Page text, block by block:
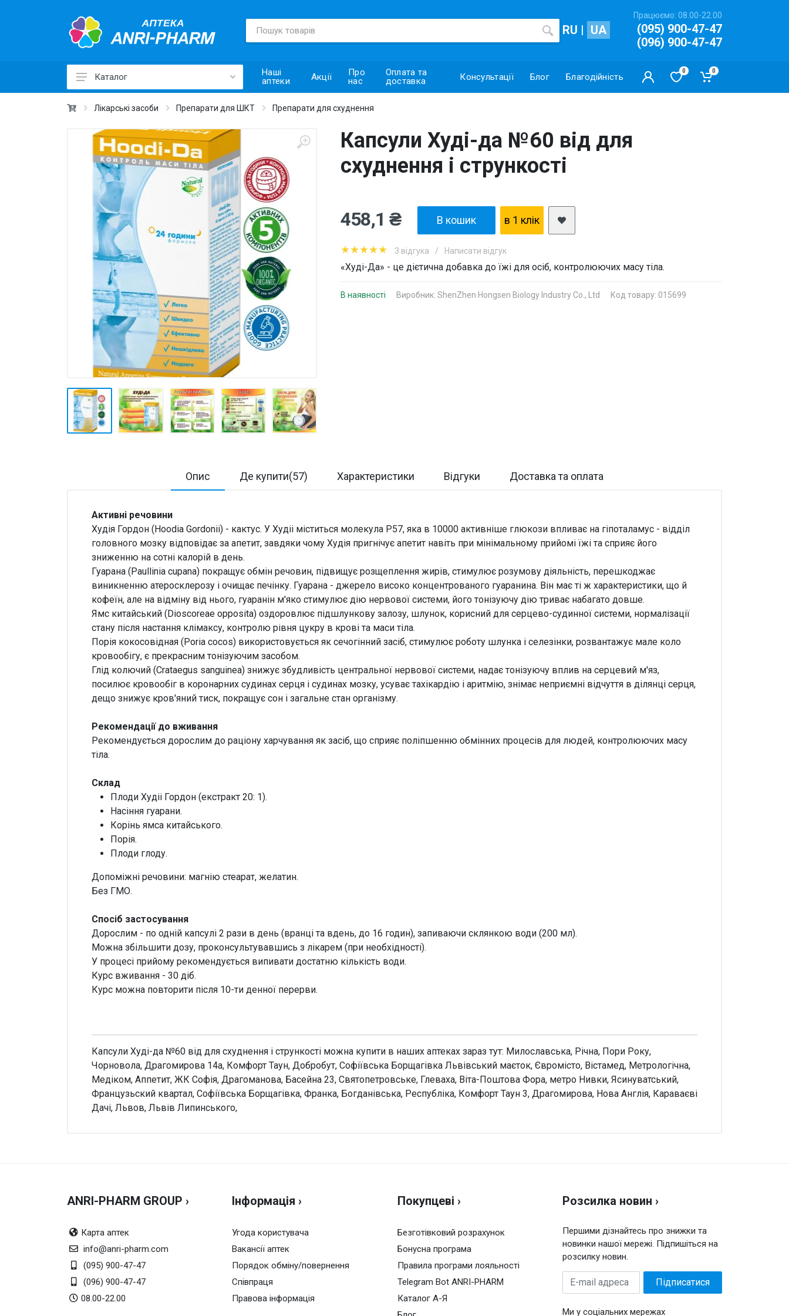
RU | UA
Працюємо: 08.00-22.00
(095) 900-47-47
(096) 900-47-47
Каталог
Лікарські засоби ›
Медичні товари та техніка ›
Лікувальна косметика ›
Краса та догляд ›
Вітаміни та добавки ›
Щоденна гігієна ›
Для дітей та мам ›
Товари для дому ›
Косметика CODERMA KIDS
Наші
аптеки
Акції
Про
нас
Оплата та
доставка
Консультації Блог Благодійність
0 0
Лікарські засоби Препарати для ШКТ Препарати для схуднення
Капсули Худі-да №60 від для
схуднення і стрункості
★★★★★ 3 відгука / Написати відгук
«Худі-Да» - це дієтична добавка до їжі для осіб, контролюючих масу тіла.
В наявності Виробник:ShenZhen Hongsen Biology Industry Co., Ltd Код товару: 015699
458,1 ₴ В кошик в 1 клiк
Опис Де купити(57) Характеристики Відгуки Доставка та оплата
Активні речовини
Худія Гордон (Hoodia Gordonii) - кактус. У Худіі міститься молекула Р57, яка в 10000 активніше глюкози впливає на гіпоталамус - відділ
головного мозку відповідає за апетит, завдяки чому Худія пригнічує апетит навіть при мінімальному прийомі їжі та сприяє його
зниженню на сотні калорій в день.
Гуарана (Paullinia cupana) покращує обмін речовин, підвищує розщеплення жирів, стимулює розумову діяльність, перешкоджає
виникненню атеросклерозу і очищає печінку. Гуарана - джерело високо концентрованого гуаранина. Він має ті ж характеристики, що й
кофеїн, але на відміну від нього, гуаранін м'яко стимулює дію нервової системи, його тонізуючу дію триває набагато довше.
Ямс китайський (Dioscoreae opposita) оздоровлює підшлункову залозу, шлунок, корисний для серцево-судинної системи, нормалізації
стану після настання клімаксу, контролю рівня цукру в крові та маси тіла.
Порія кокосовідная (Poria cocos) використовується як сечогінний засіб, стимулює роботу шлунка і селезінки, розвантажує мале коло
кровообігу, є прекрасним тонізуючим засобом.
Глід колючий (Crataegus sanguinea) знижує збудливість центральної нервової системи, надає тонізуючу вплив на серцевий м'яз,
посилює кровообіг в коронарних судинах серця і судинах мозку, усуває тахікардію і аритмію, знімає неприємні відчуття в ділянці серця,
дещо знижує кров'яний тиск, покращує сон і загальне стан організму.
Рекомендації до вживання
Рекомендується дорослим до раціону харчування як засіб, що сприяє поліпшенню обмінних процесів для людей, контролюючих масу
тіла.
Склад
Плоди Худіі Гордон (екстракт 20: 1).
Насіння гуарани.
Корінь ямса китайського.
Порія.
Плоди глоду.
Допоміжні речовини: магнію стеарат, желатин.
Без ГМО.
Спосіб застосування
Дорослим - по одній капсулі 2 рази в день (вранці та вдень, до 16 годин), запиваючи склянкою води (200 мл).
Можна збільшити дозу, проконсультувавшись з лікарем (при необхідності).
У процесі прийому рекомендується випивати достатню кількість води.
Курс вживання - 30 діб.
Курс можна повторити після 10-ти денної перерви.
Капсули Худі-да №60 від для схуднення і стрункості можна купити в наших аптеках зараз тут: Милославська, Річна, Пори Року,
Чорновола, Драгомирова 14а, Комфорт Таун, Добробут, Софіївська Борщагівка Львівський маєток, Євромісто, Вістамед, Метрологічна,
Медіком, Аппетит, ЖК Софія, Драгоманова, Басейна 23, Святопетровське, Глеваха, Віта-Поштова Фора, метро Нивки, Ясинуватський,
Французьский квартал, Софіївська Борщагівка, Франка, Богданівська, Республіка, Комфорт Таун 3, Драгомирова, Нова Англія, Караваєві
Дачі, Львов, Львів Липинського,
Упаковка
По 60 капсул у банці в картонній упаковці.
Температура зберігання
від 5 до 25°C
Термін придатності
3 роки
Спосіб введення
орально
Чи можна алергікам?
з обережністю
17.12.2025
Борис
приймав цією весною до літа, скинув 7кг. Сподобався
ANRI-PHARM GROUP ›
Карта аптек
info@anri-pharm.com
(095) 900-47-47
(096) 900-47-47
08.00-22.00
Інформація ›
Угода користувача
Вакансії аптек
Порядок обміну/повернення
Співпраця
Правова інформація
Покупцеві ›
Безготівковий розрахунок
Бонусна програма
Правила програми лояльності
Telegram Bot ANRI-PHARM
Каталог А-Я
Розсилка новин ›
Першими дізнайтесь про знижки та
новинки нашої мережі. Підпишіться на
розсилку новин.
E-
mail
Підписатися
Ми у соціальних мережах